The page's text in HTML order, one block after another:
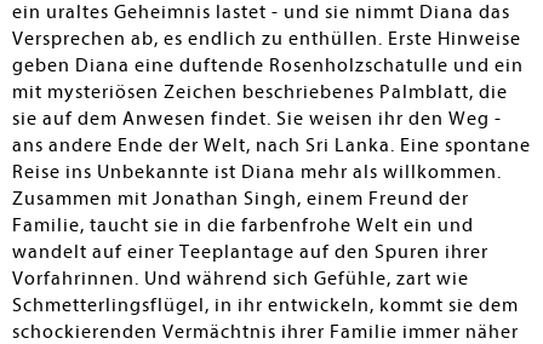
ein uraltes Geheimnis lastet - und sie nimmt Diana das
Versprechen ab, es endlich zu enthüllen. Erste Hinweise
geben Diana eine duftende Rosenholzschatulle und ein
mit mysteriösen Zeichen beschriebenes Palmblatt, die
sie auf dem Anwesen findet. Sie weisen ihr den Weg -
ans andere Ende der Welt, nach Sri Lanka. Eine spontane
Reise ins Unbekannte ist Diana mehr als willkommen.
Zusammen mit Jonathan Singh, einem Freund der
Familie, taucht sie in die farbenfrohe Welt ein und
wandelt auf einer Teeplantage auf den Spuren ihrer
Vorfahrinnen. Und während sich Gefühle, zart wie
Schmetterlingsflügel, in ihr entwickeln, kommt sie dem
schockierenden Vermächtnis ihrer Familie immer näher